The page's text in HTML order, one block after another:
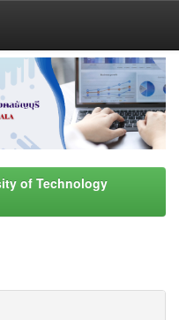
of Technology